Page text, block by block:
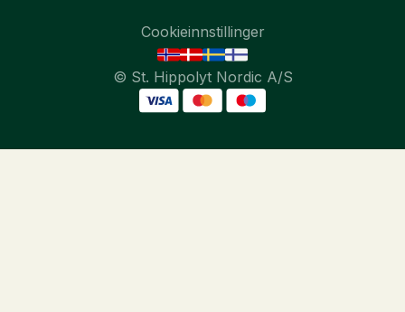
© St. Hippolyt Nordic A/S
Cookieinnstillinger